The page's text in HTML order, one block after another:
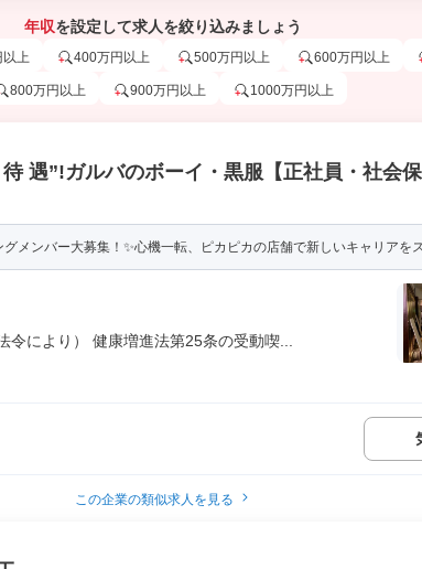
年収を設定して求人を絞り込みましょう
以上 400万円以上 500万円以上 600万円以上
800万円以上 900万円以上 1000万円以上
遇”!ガルバのボーイ・黒服【正社員・社会保
メンバー大募集！✨心機一転、ピカピカの店舗で新しいキャリアを
により） 健康増進法第25条の受動喫...
この企業の類似求人を見る